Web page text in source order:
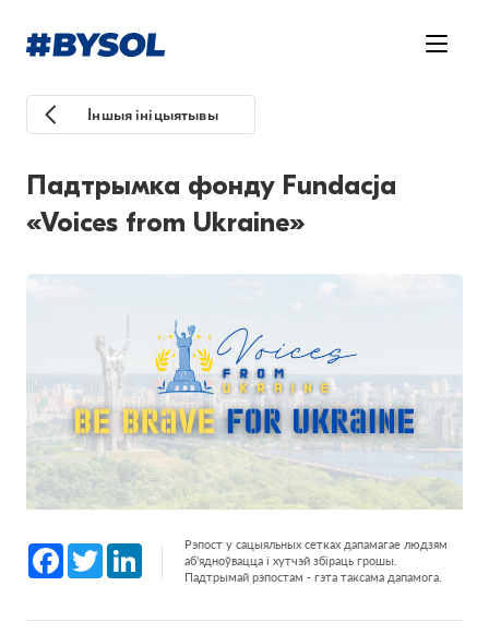
Іншыя ініцыятывы
Падтрымка фонду Fundacja
«Voices from Ukraine»
Facebook
Twitter LinkedInРэпост у сацыяльных сетках дапамагае людзям
аб'ядноўвацца і хутчэй збіраць грошы.
Падтрымай рэпостам - гэта таксама дапамога.